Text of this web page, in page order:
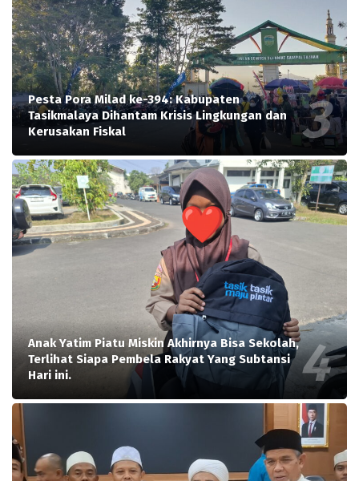
Pesta Pora Milad ke-394: Kabupaten
Tasikmalaya Dihantam Krisis Lingkungan dan
Kerusakan Fiskal
Anak Yatim Piatu Miskin Akhirnya Bisa Sekolah,
Terlihat Siapa Pembela Rakyat Yang Subtansi
Hari ini.